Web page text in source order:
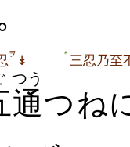
ヲ ↡ ＊ 三忍乃至
通
つう
つね